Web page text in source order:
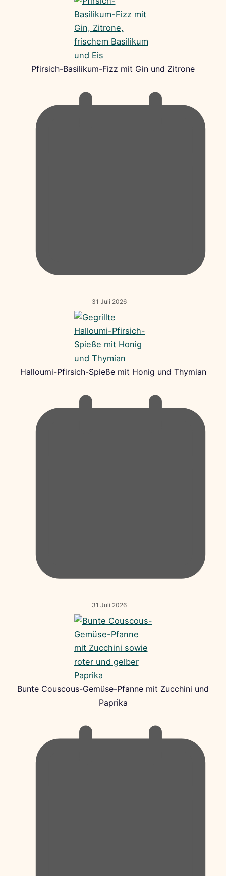
Pfirsich-Basilikum-Fizz mit Gin und Zitrone
31 Juli 2026
Halloumi-Pfirsich-Spieße mit Honig und Thymian
31 Juli 2026
Bunte Couscous-Gemüse-Pfanne mit Zucchini und
Paprika